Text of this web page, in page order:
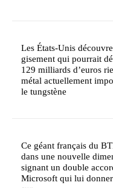
Les États-Unis
gisement qui pourrait
129 milliards d’euros
métal actuellement
le tungstène
Ce géant français du
dans une nouvelle
signant un double
Microsoft qui lui